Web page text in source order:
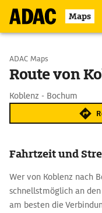
Maps
Start wählen
ADAC Maps
Route von
Koblenz - Bochum
Fahrtzeit und
Wer von Koblenz nach
schnellstmöglich an
am besten die